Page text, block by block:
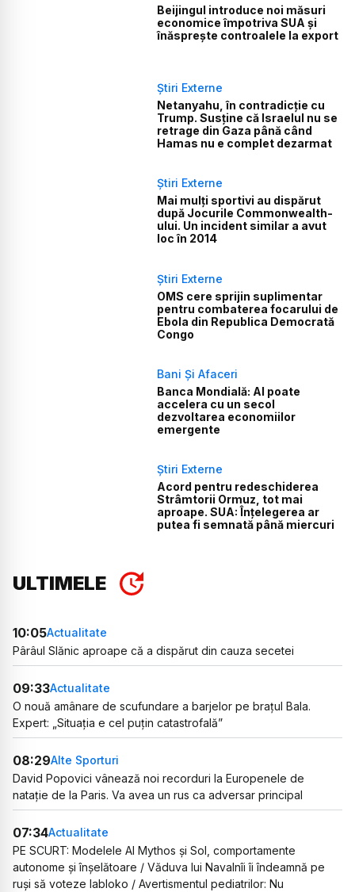
Beijingul introduce noi măsuri
economice împotriva SUA și
înăsprește controalele la export
Știri Externe
Netanyahu, în contradicție cu
Trump. Susține că Israelul nu se
retrage din Gaza până când
Hamas nu e complet dezarmat
Știri Externe
Mai mulți sportivi au dispărut
după Jocurile Commonwealth-
ului. Un incident similar a avut
loc în 2014
Știri Externe
OMS cere sprijin suplimentar
pentru combaterea focarului de
Ebola din Republica Democrată
Congo
Bani Și Afaceri
Banca Mondială: AI poate
accelera cu un secol
dezvoltarea economiilor
emergente
Știri Externe
Acord pentru redeschiderea
Strâmtorii Ormuz, tot mai
aproape. SUA: Înțelegerea ar
putea fi semnată până miercuri
ULTIMELE
10:05Actualitate
Pârâul Slănic aproape că a dispărut din cauza secetei
09:33Actualitate
O nouă amânare de scufundare a barjelor pe brațul Bala.
Expert: „Situația e cel puțin catastrofală”
08:29Alte Sporturi
David Popovici vânează noi recorduri la Europenele de
natație de la Paris. Va avea un rus ca adversar principal
07:34Actualitate
PE SCURT: Modelele AI Mythos și Sol, comportamente
autonome și înșelătoare / Văduva lui Navalnîi îi îndeamnă pe
ruși să voteze Iabloko / Avertismentul pediatrilor: Nu